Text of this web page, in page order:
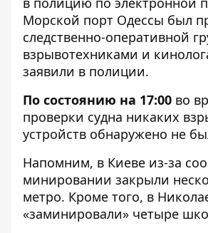
Морской порт Одессы был
следственно-оперативной
взрывотехниками и
заявили в полиции.
По состоянию на 17:00 во
проверки судна никаких
устройств обнаружено не
Напомним, в Киеве из-за
минировании закрыли
метро. Кроме того, в
«заминировали» четыре